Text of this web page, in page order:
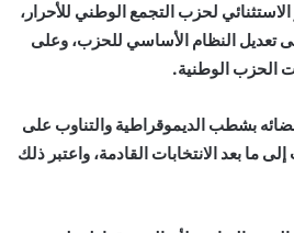
لحزب التجمع الوطني للأحرار،
تعديل النظام الأساسي للحزب، وعلى
الحزب الوطنية.
بشطب الديموقراطية والتناوب على
ما بعد الانتخابات القادمة، واعتبر ذلك